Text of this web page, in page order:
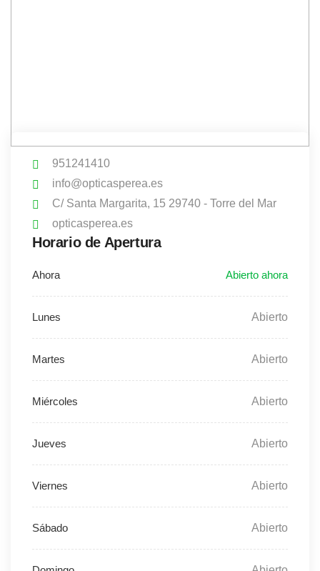
951241410
info@opticasperea.es
C/ Santa Margarita, 15 29740 - Torre del Mar
opticasperea.es
Horario de Apertura
Abierto
Abierto
Abierto
Abierto
Abierto
Abierto